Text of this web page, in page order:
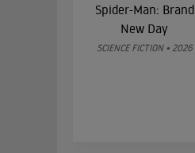
Spider-Man: Brand
New Day
SCIENCE FICTION • 2026